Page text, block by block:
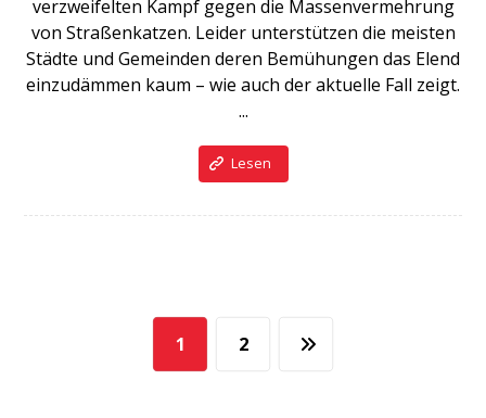
verzweifelten Kampf gegen die Massenvermehrung
von Straßenkatzen. Leider unterstützen die meisten
Städte und Gemeinden deren Bemühungen das Elend
einzudämmen kaum – wie auch der aktuelle Fall zeigt.
...
Lesen
1 2